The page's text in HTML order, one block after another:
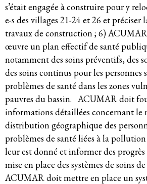
s’était engagée à construire pour y
e-s des villages 21-24 et 26 et préciser
travaux de construction ; 6)
œuvre un plan effectif de santé
notamment des soins préventifs, des
des soins continus pour les personnes
problèmes de santé dans les zones
pauvres du bassin. ACUMAR doit
informations détaillées concernant le
distribution géographique des
problèmes de santé liées à la
leur est donné et informer des
mise en place des systèmes de soins
ACUMAR doit mettre en place un